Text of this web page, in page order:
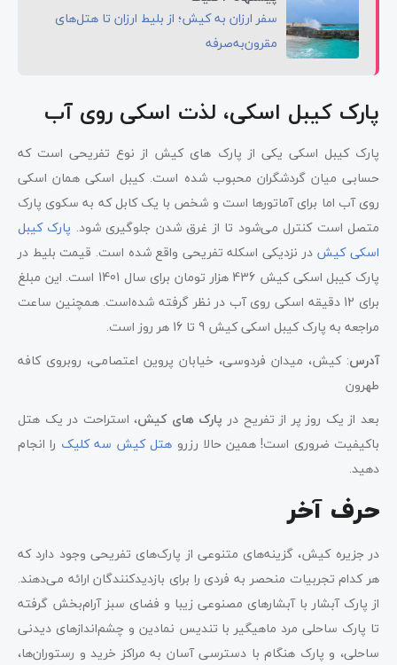
سفر ارزان به کیش؛ از بلیط ارزان تا هتل‌های
مقرون‌به‌صرفه
پارک کیبل اسکی، لذت اسکی روی آب
پارک کیبل اسکی یکی از پارک های کیش از نوع تفریحی است که
حسابی میان گردشگران محبوب شده است. کیبل اسکی همان اسکی
روی آب اما برای آماتورها است و شخص با یک کابل که به سکوی پارک
متصل است کنترل می‌شود تا از غرق شدن جلوگیری شود. پارک کیبل
اسکی کیش در نزدیکی اسکله تفریحی واقع شده است. قیمت بلیط در
پارک کیبل اسکی کیش 436 هزار تومان برای سال 1401 است. این مبلغ
برای 12 دقیقه اسکی روی آب در نظر گرفته شده‌است. همچنین ساعت
مراجعه به پارک کیبل اسکی کیش 9 تا 16 هر روز است.
آدرس: کیش، میدان فردوسی، خیابان پروین اعتصامی، روبروی کافه
طهرون
بعد از یک روز پر از تفریح در پارک‌ های کیش، استراحت در یک هتل
باکیفیت ضروری است! همین حالا رزرو هتل کیش سه کلیک را انجام
دهید.
حرف آخر
در جزیره کیش، گزینه‌های متنوعی از پارک‌های تفریحی وجود دارد که
هر کدام تجربیات منحصر به فردی را برای بازدیدکنندگان ارائه می‌دهند.
از پارک آبشار با آبشارهای مصنوعی زیبا و فضای سبز آرام‌بخش گرفته
تا پارک ساحلی مرد ماهیگیر با تندیس نمادین و چشم‌اندازهای دیدنی
ساحلی، و پارک هنگام با دسترسی آسان به مراکز خرید و رستوران‌ها،